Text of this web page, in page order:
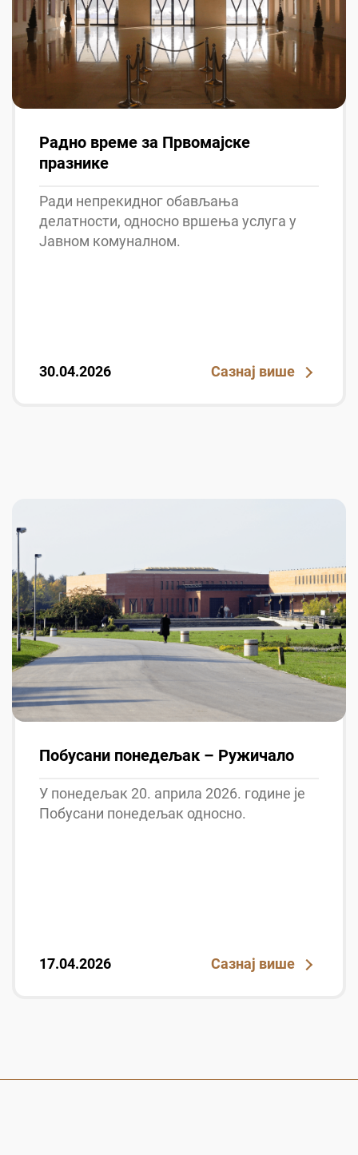
Радно време за Првомајске
празнике
Ради непрекидног обављања
делатности, односно вршења услуга у
Јавном комуналном.
30.04.2026 Сазнај више
Побусани понедељак – Ружичало
У понедељак 20. априла 2026. године је
Побусани понедељак односно.
17.04.2026 Сазнај више